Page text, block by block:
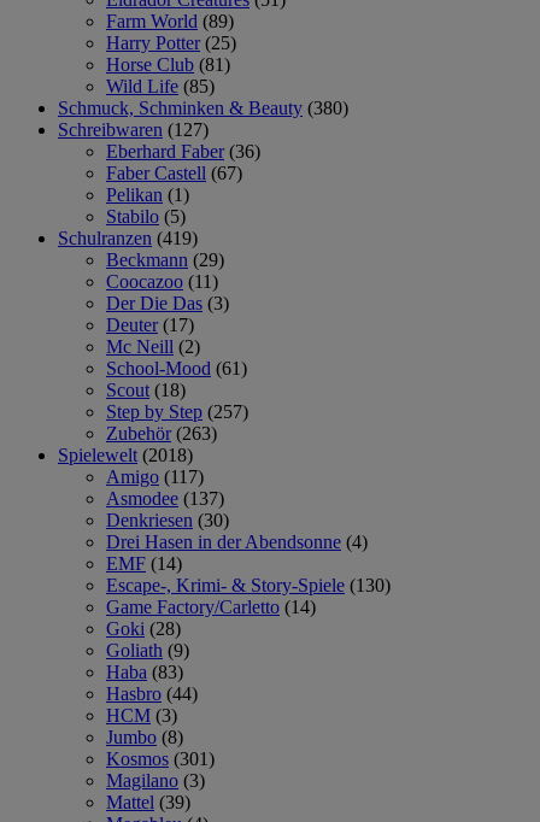
Farm World (89)
Harry Potter (25)
Horse Club (81)
Wild Life (85)
Schmuck, Schminken & Beauty (380)
Schreibwaren (127)
Eberhard Faber (36)
Faber Castell (67)
Pelikan (1)
Stabilo (5)
Schulranzen (419)
Beckmann (29)
Coocazoo (11)
Der Die Das (3)
Deuter (17)
Mc Neill (2)
School-Mood (61)
Scout (18)
Step by Step (257)
Zubehör (263)
Spielewelt (2018)
Amigo (117)
Asmodee (137)
Denkriesen (30)
Drei Hasen in der Abendsonne (4)
EMF (14)
Escape-, Krimi- & Story-Spiele (130)
Game Factory/Carletto (14)
Goki (28)
Goliath (9)
Haba (83)
Hasbro (44)
HCM (3)
Jumbo (8)
Kosmos (301)
Magilano (3)
Mattel (39)